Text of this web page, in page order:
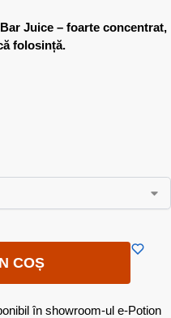
Juice – foarte concentrat,
folosință.
COȘ
în showroom-ul e-Potion